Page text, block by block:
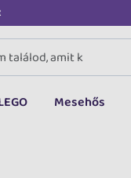
Mesehős